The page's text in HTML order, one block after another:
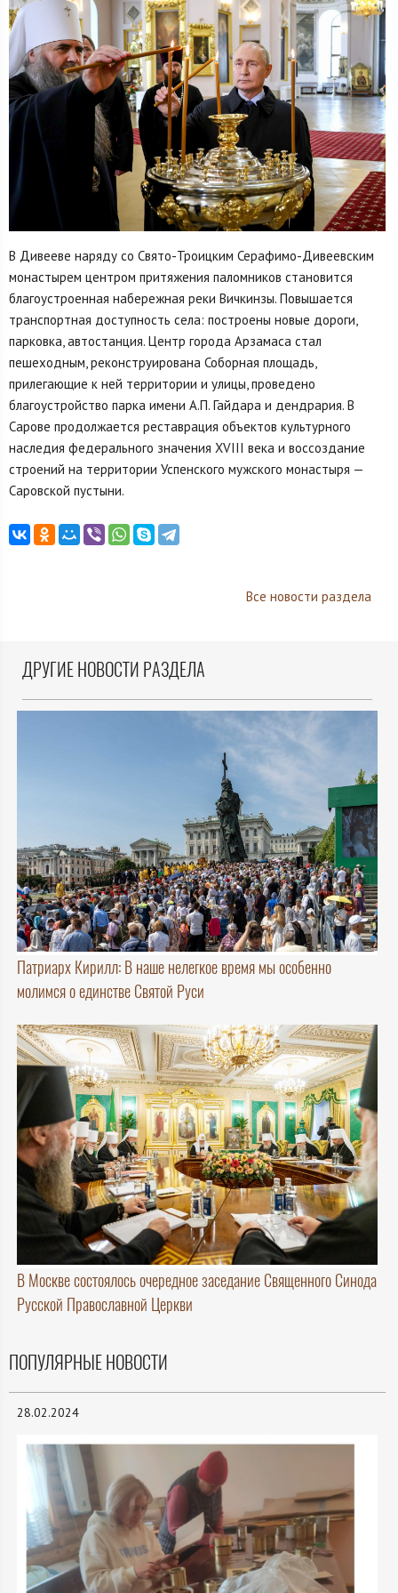
В Дивееве наряду со Свято-Троицким Серафимо-Дивеевским
монастырем центром притяжения паломников становится
благоустроенная набережная реки Вичкинзы. Повышается
транспортная доступность села: построены новые дороги,
парковка, автостанция. Центр города Арзамаса стал
пешеходным, реконструирована Соборная площадь,
прилегающие к ней территории и улицы, проведено
благоустройство парка имени А.П. Гайдара и дендрария. В
Сарове продолжается реставрация объектов культурного
наследия федерального значения XVIII века и воссоздание
строений на территории Успенского мужского монастыря —
Саровской пустыни.
Все новости раздела
ДРУГИЕ НОВОСТИ РАЗДЕЛА
Патриарх Кирилл: В наше нелегкое время мы особенно
молимся о единстве Святой Руси
В Москве состоялось очередное заседание Священного Синода
Русской Православной Церкви
ПОПУЛЯРНЫЕ НОВОСТИ
28.02.2024